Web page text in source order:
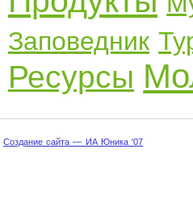
Заповедник
Ресурсы
Создание сайта — ИА Юника '07